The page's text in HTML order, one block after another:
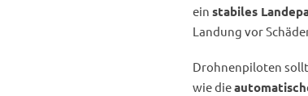
ein stabiles
Landung vor
Drohnenpiloten
wie die